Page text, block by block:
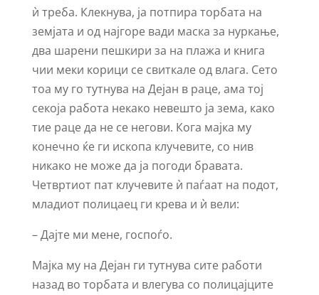
ѝ треба. Клекнува, ја потпира торбата на
земјата и од најгоре вади маска за нуркање,
два шарени пешкири за на плажа и книга
чии меки корици се свиткале од влага. Сето
тоа му го тутнува на Дејан в раце, ама тој
секоја работа некако невешто ја зема, како
тие раце да не се негови. Кога мајка му
конечно ќе ги ископа клучевите, со нив
никако не може да ја погоди бравата.
Четвртиот пат клучевите ѝ паѓаат на подот,
младиот полицаец ги крева и ѝ вели:
– Дајте ми мене, госпоѓо.
Мајка му на Дејан ги тутнува сите работи
назад во торбата и влегува со полицајците